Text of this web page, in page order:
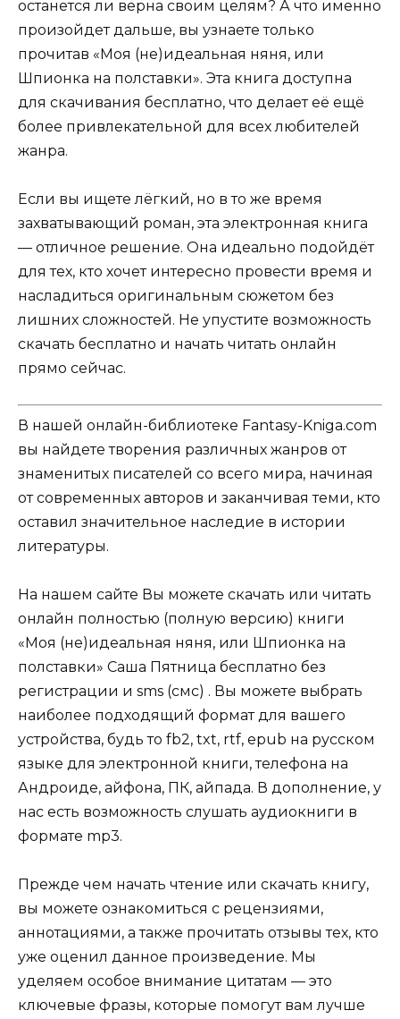
останется ли верна своим целям? А что именно
произойдет дальше, вы узнаете только
прочитав «Моя (не)идеальная няня, или
Шпионка на полставки». Эта книга доступна
для скачивания бесплатно, что делает её ещё
более привлекательной для всех любителей
жанра.
Если вы ищете лёгкий, но в то же время
захватывающий роман, эта электронная книга
— отличное решение. Она идеально подойдёт
для тех, кто хочет интересно провести время и
насладиться оригинальным сюжетом без
лишних сложностей. Не упустите возможность
скачать бесплатно и начать читать онлайн
прямо сейчас.
В нашей онлайн-библиотеке Fantasy-Kniga.com
вы найдете творения различных жанров от
знаменитых писателей со всего мира, начиная
от современных авторов и заканчивая теми, кто
оставил значительное наследие в истории
литературы.
На нашем сайте Вы можете скачать или читать
онлайн полностью (полную версию) книги
«Моя (не)идеальная няня, или Шпионка на
полставки» Саша Пятница бесплатно без
регистрации и sms (смс) . Вы можете выбрать
наиболее подходящий формат для вашего
устройства, будь то fb2, txt, rtf, epub на русском
языке для электронной книги, телефона на
Андроиде, айфона, ПК, айпада. В дополнение, у
нас есть возможность слушать аудиокниги в
формате mp3.
Прежде чем начать чтение или скачать книгу,
вы можете ознакомиться с рецензиями,
аннотациями, а также прочитать отзывы тех, кто
уже оценил данное произведение. Мы
уделяем особое внимание цитатам — это
ключевые фразы, которые помогут вам лучше